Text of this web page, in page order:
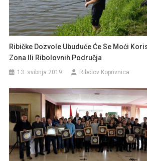
Ribičke Dozvole Ubuduće Će Se Moći
Zona Ili Ribolovnih Područja
13. svibnja 2019. Ribolov Koprivnica